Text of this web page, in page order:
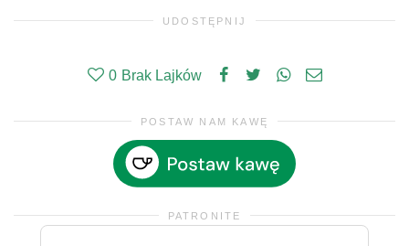
UDOSTĘPNIJ
0 Brak Lajków
POSTAW NAM KAWĘ
PATRONITE